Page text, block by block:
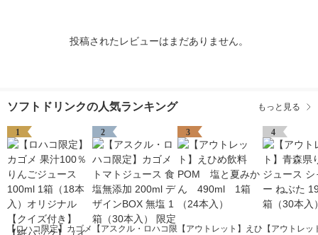
投稿されたレビューはまだありません。
ソフトドリンクの人気ランキング もっと見る
1
【ロハコ限定】カゴメ
2
【アスクル・ロハコ限
3
【アウトレット】えひ
4
【アウトレッ